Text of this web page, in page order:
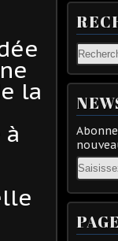
la
Email